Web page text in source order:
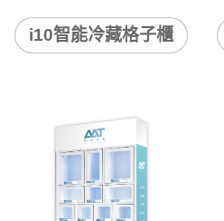
i10智能冷藏格子櫃